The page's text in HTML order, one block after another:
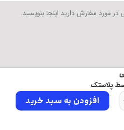
پلاستک
کیسه پلاستیکی درجه یک دسته تقویت
افزودن به سبد خرید